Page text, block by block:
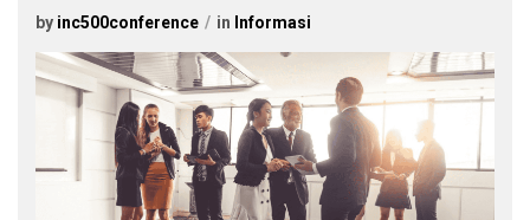
by inc500conference in Informasi